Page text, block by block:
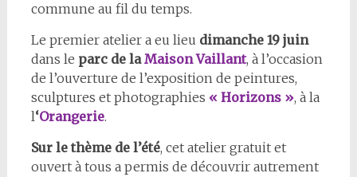
commune au fil du temps.
Le premier atelier a eu lieu dimanche 19 juin
dans le parc de laMaison Vaillant, à l’occasion
de l’ouverture de l’exposition de peintures,
sculptures et photographies « Horizons », à la
l‘Orangerie.
Sur le thème de l’été, cet atelier gratuit et
ouvert à tous a permis de découvrir autrement